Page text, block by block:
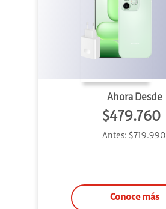
Ahora Desde
$479.760
Antes: $719.990
Conoce más